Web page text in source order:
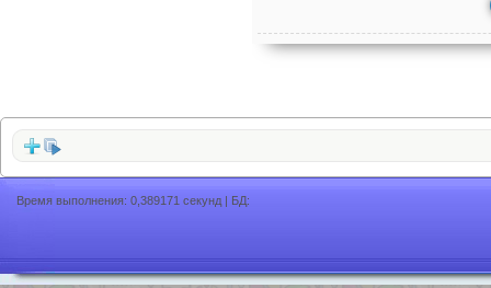
Время выполнения: 0,389171 секунд | БД: